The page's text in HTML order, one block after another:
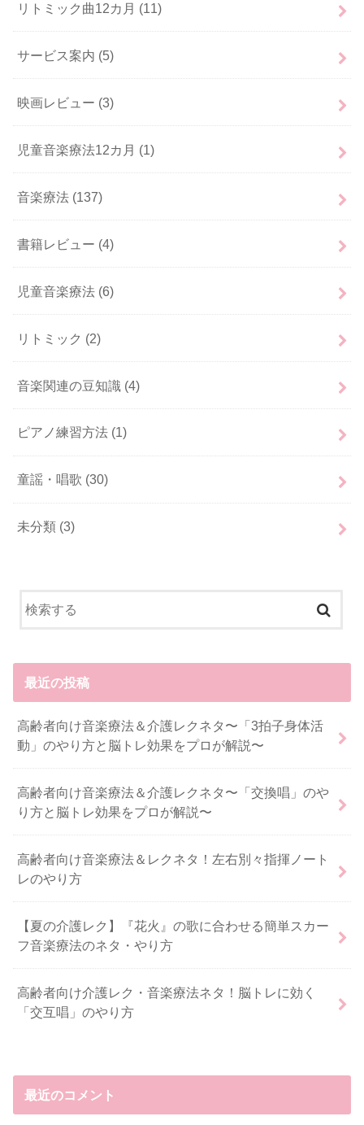
リトミック曲12カ月 (11)
サービス案内 (5)
映画レビュー (3)
児童音楽療法12カ月 (1)
音楽療法 (137)
書籍レビュー (4)
児童音楽療法 (6)
リトミック (2)
音楽関連の豆知識 (4)
ピアノ練習方法 (1)
童謡・唱歌 (30)
未分類 (3)
最近の投稿
高齢者向け音楽療法＆介護レクネタ〜「3拍子身体活
動」のやり方と脳トレ効果をプロが解説〜
高齢者向け音楽療法＆介護レクネタ〜「交換唱」のや
り方と脳トレ効果をプロが解説〜
高齢者向け音楽療法＆レクネタ！左右別々指揮ノート
レのやり方
【夏の介護レク】『花火』の歌に合わせる簡単スカー
フ音楽療法のネタ・やり方
高齢者向け介護レク・音楽療法ネタ！脳トレに効く
「交互唱」のやり方
最近のコメント